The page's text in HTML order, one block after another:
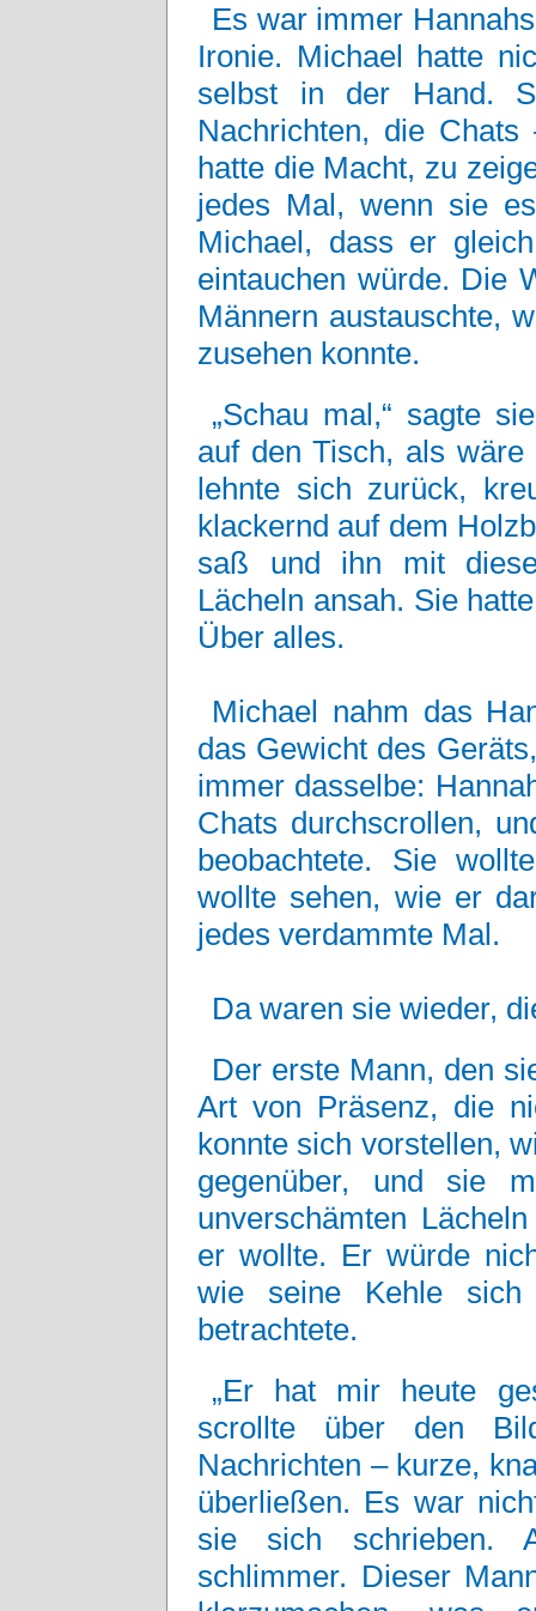
Es war immer
Ironie. Michael hatte
selbst in der Hand.
Nachrichten, die
hatte die Macht, zu
jedes Mal, wenn sie
Michael, dass er
eintauchen würde. Die
Männern austauschte,
zusehen konnte.
„Schau mal,“ sagte
auf den Tisch, als
lehnte sich zurück,
klackernd auf dem
saß und ihn mit
Lächeln ansah. Sie
Über alles.
Michael nahm das
das Gewicht des
immer dasselbe:
Chats durchscrollen,
beobachtete. Sie
wollte sehen, wie er
jedes verdammte Mal.
Da waren sie wieder,
Der erste Mann, den
Art von Präsenz, die
konnte sich vorstellen,
gegenüber, und sie
unverschämten
er wollte. Er würde
wie seine Kehle
betrachtete.
„Er hat mir heute
scrollte über den
Nachrichten – kurze,
überließen. Es war
sie sich schrieben.
schlimmer. Dieser